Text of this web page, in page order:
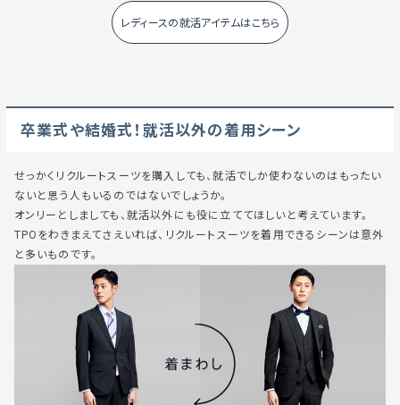
レディースの就活アイテムはこちら
卒業式や結婚式！就活以外の着用シーン
せっかくリクルートスーツを購入しても、就活でしか使わないのはもったい
ないと思う人もいるのではないでしょうか。
オンリーとしましても、就活以外にも役に立ててほしいと考えています。
TPOをわきまえてさえいれば、リクルートスーツを着用できるシーンは意外
と多いものです。